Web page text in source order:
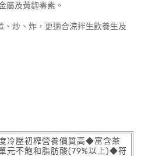
屬及黃麴毒素。
炒、炸，更適合涼拌生飲養生及
冷壓初榨營養價質高◆富含茶
元不飽和脂肪酸(79%以上)◆符